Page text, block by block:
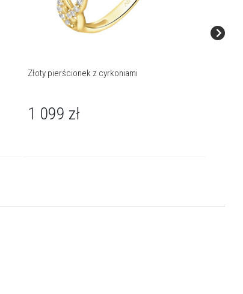
Złoty pierścionek z cyrkoniami
1 099 zł